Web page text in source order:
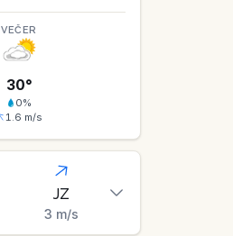
VEČER
30°
0%
1.6 m/s
JZ
3 m/s